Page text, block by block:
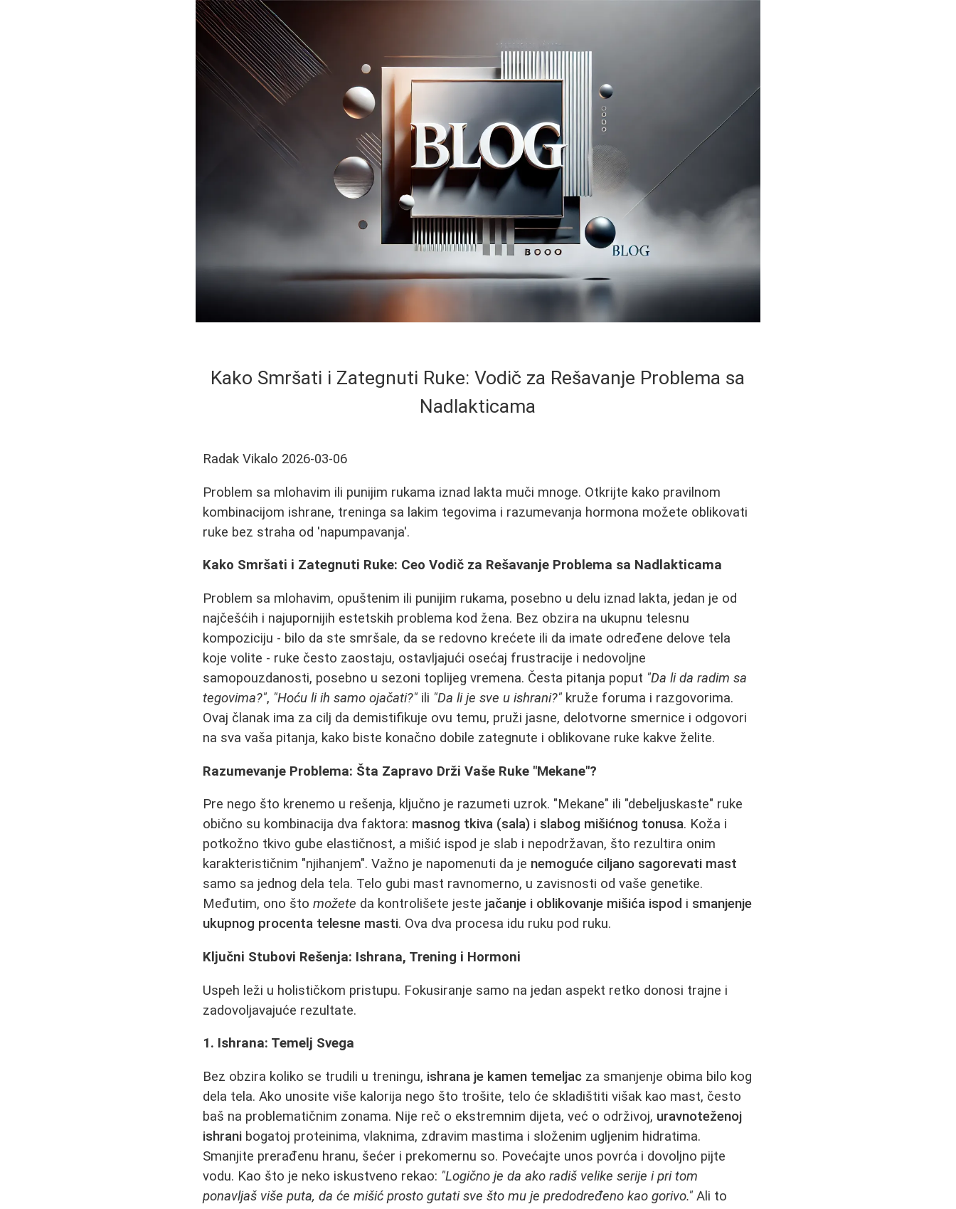
Kako Smršati i Zategnuti Ruke: Vodič za Rešavanje Problema sa
Nadlakticama
Radak Vikalo 2026-03-06
Problem sa mlohavim ili punijim rukama iznad lakta muči mnoge. Otkrijte kako pravilnom
kombinacijom ishrane, treninga sa lakim tegovima i razumevanja hormona možete oblikovati
ruke bez straha od 'napumpavanja'.
Kako Smršati i Zategnuti Ruke: Ceo Vodič za Rešavanje Problema sa Nadlakticama
Problem sa mlohavim, opuštenim ili punijim rukama, posebno u delu iznad lakta, jedan je od
najčešćih i najupornijih estetskih problema kod žena. Bez obzira na ukupnu telesnu
kompoziciju - bilo da ste smršale, da se redovno krećete ili da imate određene delove tela
koje volite - ruke često zaostaju, ostavljajući osećaj frustracije i nedovoljne
samopouzdanosti, posebno u sezoni toplijeg vremena. Česta pitanja poput "Da li da radim sa
tegovima?", "Hoću li ih samo ojačati?" ili "Da li je sve u ishrani?" kruže foruma i razgovorima.
Ovaj članak ima za cilj da demistifikuje ovu temu, pruži jasne, delotvorne smernice i odgovori
na sva vaša pitanja, kako biste konačno dobile zategnute i oblikovane ruke kakve želite.
Razumevanje Problema: Šta Zapravo Drži Vaše Ruke "Mekane"?
Pre nego što krenemo u rešenja, ključno je razumeti uzrok. "Mekane" ili "debeljuskaste" ruke
obično su kombinacija dva faktora: masnog tkiva (sala) i slabog mišićnog tonusa. Koža i
potkožno tkivo gube elastičnost, a mišić ispod je slab i nepodržavan, što rezultira onim
karakterističnim "njihanjem". Važno je napomenuti da je nemoguće ciljano sagorevati mast
samo sa jednog dela tela. Telo gubi mast ravnomerno, u zavisnosti od vaše genetike.
Međutim, ono štomožete da kontrolišete jeste jačanje i oblikovanje mišića ispod i smanjenje
ukupnog procenta telesne masti. Ova dva procesa idu ruku pod ruku.
Ključni Stubovi Rešenja: Ishrana, Trening i Hormoni
Uspeh leži u holističkom pristupu. Fokusiranje samo na jedan aspekt retko donosi trajne i
zadovoljavajuće rezultate.
1. Ishrana: Temelj Svega
Bez obzira koliko se trudili u treningu, ishrana je kamen temeljac za smanjenje obima bilo kog
dela tela. Ako unosite više kalorija nego što trošite, telo će skladištiti višak kao mast, često
baš na problematičnim zonama. Nije reč o ekstremnim dijeta, već o održivoj, uravnoteženoj
ishrani bogatoj proteinima, vlaknima, zdravim mastima i složenim ugljenim hidratima.
Smanjite prerađenu hranu, šećer i prekomernu so. Povećajte unos povrća i dovoljno pijte
vodu. Kao što je neko iskustveno rekao: "Logično je da ako radiš velike serije i pri tom
ponavljaš više puta, da će mišić prosto gutati sve što mu je predodređeno kao gorivo." Ali to